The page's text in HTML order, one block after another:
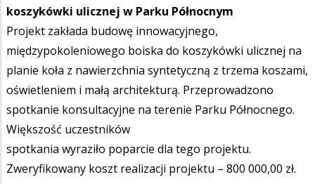
koszykówki ulicznej w Parku Północnym
Projekt zakłada budowę innowacyjnego,
międzypokoleniowego boiska do koszykówki ulicznej na
planie koła z nawierzchnia syntetyczną z trzema koszami,
oświetleniem i małą architekturą. Przeprowadzono
spotkanie konsultacyjne na terenie Parku Północnego.
Większość uczestników
spotkania wyraziło poparcie dla tego projektu.
Zweryfikowany koszt realizacji projektu – 800 000,00 zł.